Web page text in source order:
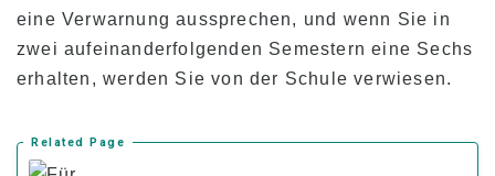
eine Verwarnung aussprechen, und wenn Sie in
zwei aufeinanderfolgenden Semestern eine Sechs
erhalten, werden Sie von der Schule verwiesen.
Related Page